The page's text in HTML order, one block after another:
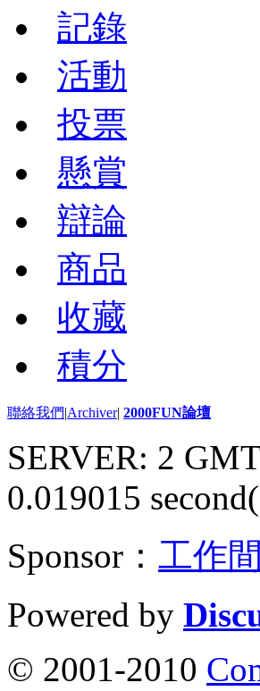
記錄
活動
投票
懸賞
辯論
商品
收藏
積分
聯絡我們|Archiver| 2000FUN論壇
SERVER: 2
0.019015
Sponsor： 工作間
Powered by
© 2001-2010